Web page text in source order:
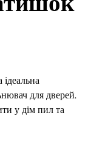
для дверей.
у дім пил та